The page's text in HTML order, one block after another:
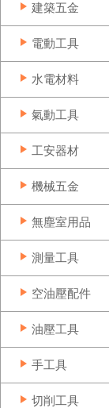
建築五金
電動工具
水電材料
氣動工具
工安器材
機械五金
無塵室用品
測量工具
空油壓配件
油壓工具
手工具
切削工具